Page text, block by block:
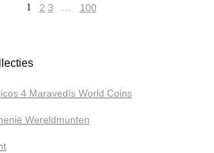
1 2 3 … 100
4 Maravedís World Coins
Wereldmunten